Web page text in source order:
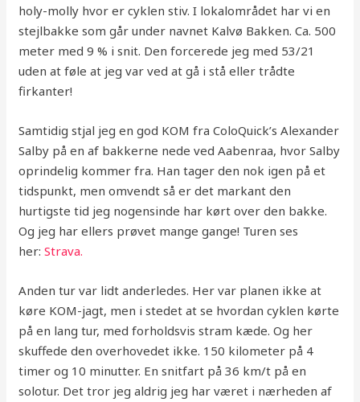
holy-molly hvor er cyklen stiv. I lokalområdet har vi en
stejlbakke som går under navnet Kalvø Bakken. Ca. 500
meter med 9 % i snit. Den forcerede jeg med 53/21
uden at føle at jeg var ved at gå i stå eller trådte
firkanter!
Samtidig stjal jeg en god KOM fra ColoQuick’s Alexander
Salby på en af bakkerne nede ved Aabenraa, hvor Salby
oprindelig kommer fra. Han tager den nok igen på et
tidspunkt, men omvendt så er det markant den
hurtigste tid jeg nogensinde har kørt over den bakke.
Og jeg har ellers prøvet mange gange! Turen ses
her:Strava.
Anden tur var lidt anderledes. Her var planen ikke at
køre KOM-jagt, men i stedet at se hvordan cyklen kørte
på en lang tur, med forholdsvis stram kæde. Og her
skuffede den overhovedet ikke. 150 kilometer på 4
timer og 10 minutter. En snitfart på 36 km/t på en
solotur. Det tror jeg aldrig jeg har været i nærheden af